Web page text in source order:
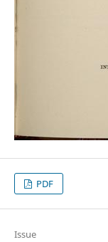
PDF
Issue